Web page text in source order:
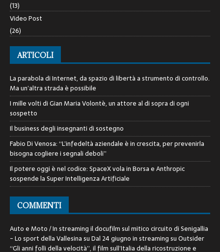
(13)
Video Post
(26)
ARTICOLI
La parabola di Internet, da spazio di libertà a strumento di controllo.
Ma un’altra strada è possibile
I mille volti di Gian Maria Volontè, un attore al di sopra di ogni
sospetto
Il business degli insegnanti di sostegno
Fabio Di Venosa: “L’infedeltà aziendale è in crescita, per prevenirla
bisogna cogliere i segnali deboli”
Il potere oggi è nel codice: SpaceX vola in Borsa e Anthropic
sospende la Super Intelligenza Artificiale
COMMENTI
Auto e Moto / In streaming il docufilm sul mitico circuito di Senigallia
- Lo sport della VallesinasuDal 24 giugno in streaming su Outsider
“Gli anni folli della velocità”, il film sull’Italia della ricostruzione e